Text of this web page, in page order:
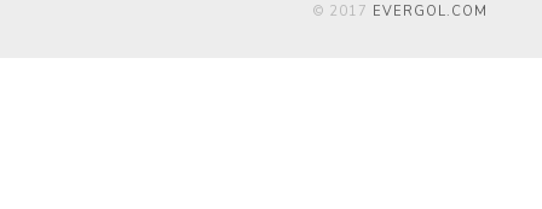
© 2017 EVERGOL.COM